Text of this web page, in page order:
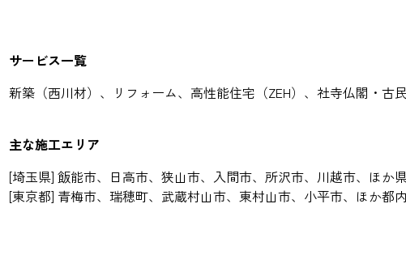
サービス一覧
新築（西川材）、リフォーム、高性能住宅（ZEH）、社寺仏閣・古
主な施工エリア
[埼玉県] 飯能市、日高市、狭山市、入間市、所沢市、川越市、ほか
[東京都] 青梅市、瑞穂町、武蔵村山市、東村山市、小平市、ほか都内